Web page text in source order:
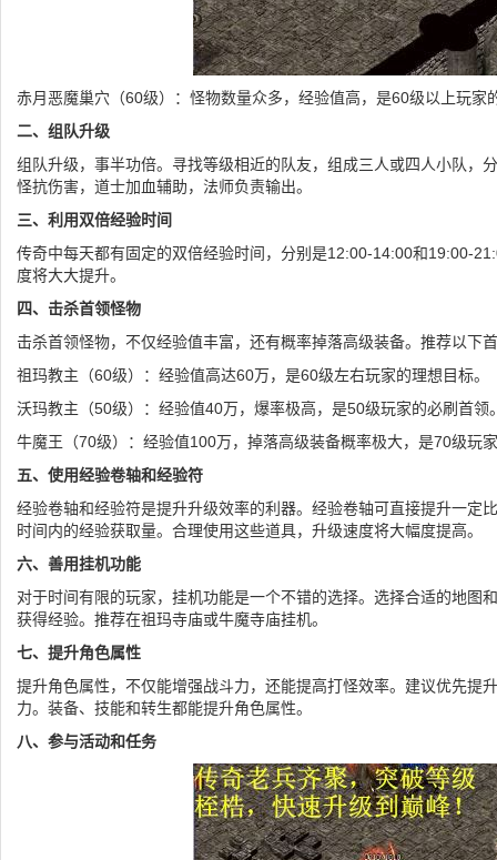
赤月恶魔巢穴（60级）：怪物数量众多，经验值高，是60级以上玩家
二、组队升级
组队升级，事半功倍。寻找等级相近的队友，组成三人或四人小队，
怪抗伤害，道士加血辅助，法师负责输出。
三、利用双倍经验时间
传奇中每天都有固定的双倍经验时间，分别是12:00-14:00和19:00-
度将大大提升。
四、击杀首领怪物
击杀首领怪物，不仅经验值丰富，还有概率掉落高级装备。推荐以下
祖玛教主（60级）：经验值高达60万，是60级左右玩家的理想目标。
沃玛教主（50级）：经验值40万，爆率极高，是50级玩家的必刷首领
牛魔王（70级）：经验值100万，掉落高级装备概率极大，是70级玩
五、使用经验卷轴和经验符
经验卷轴和经验符是提升升级效率的利器。经验卷轴可直接提升一定
时间内的经验获取量。合理使用这些道具，升级速度将大幅度提高。
六、善用挂机功能
对于时间有限的玩家，挂机功能是一个不错的选择。选择合适的地图
获得经验。推荐在祖玛寺庙或牛魔寺庙挂机。
七、提升角色属性
提升角色属性，不仅能增强战斗力，还能提高打怪效率。建议优先提
力。装备、技能和转生都能提升角色属性。
八、参与活动和任务